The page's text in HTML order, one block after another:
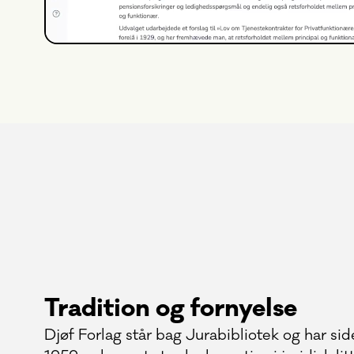
Tradition og fornyelse
Djøf Forlag står bag Jurabibliotek og har